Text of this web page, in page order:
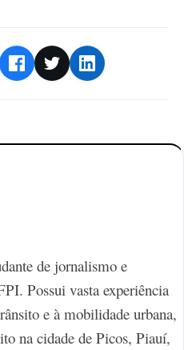
de jornalismo e
Possui vasta experiência
e à mobilidade urbana,
na cidade de Picos, Piauí,